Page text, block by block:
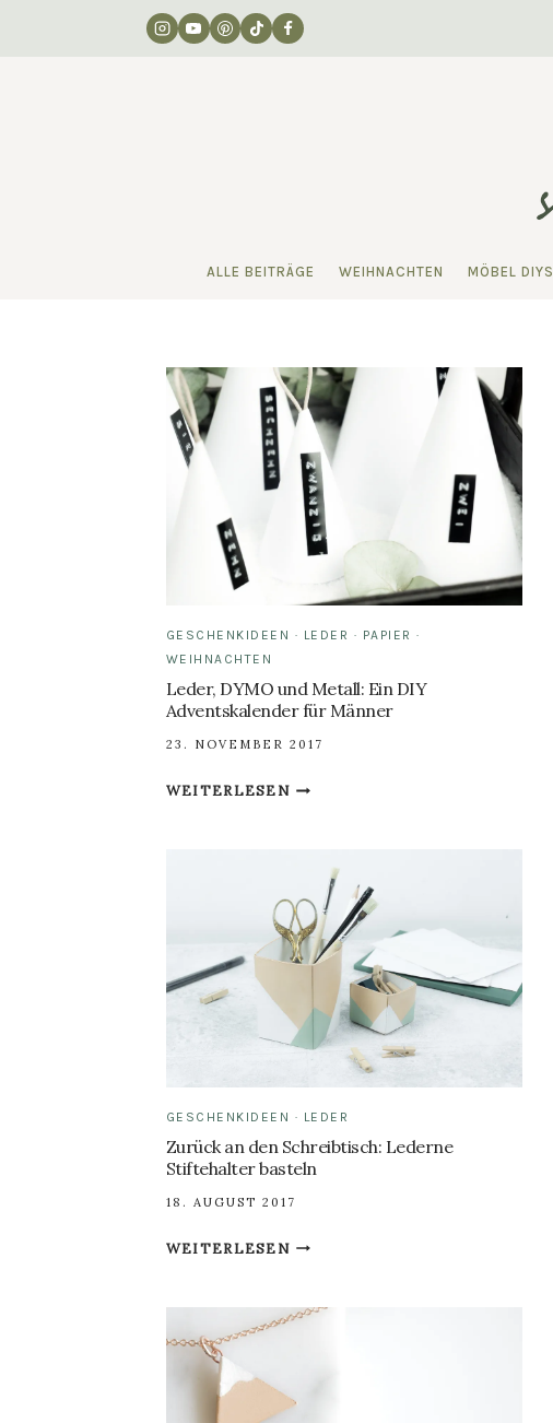
ALLE BEITRÄGE WEIHNACHTEN MÖBEL DIYS
GESCHENKIDEEN · LEDER · PAPIER ·
WEIHNACHTEN
Leder, DYMO und Metall: Ein DIY
Adventskalender für Männer
23. NOVEMBER 2017
WEITERLESENLEDER,
DIY
ADVENTSKALENDER
FÜR
MÄNNER
GESCHENKIDEEN · LEDER
Zurück an den Schreibtisch: Lederne
Stiftehalter basteln
18. AUGUST 2017
WEITERLESENZURÜCK
SCHREIBTISCH:
BASTELN